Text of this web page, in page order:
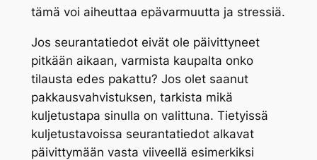
tämä voi aiheuttaa epävarmuutta ja stressiä.
Jos seurantatiedot eivät ole päivittyneet
pitkään aikaan, varmista kaupalta onko
tilausta edes pakattu? Jos olet saanut
pakkausvahvistuksen, tarkista mikä
kuljetustapa sinulla on valittuna. Tietyissä
kuljetustavoissa seurantatiedot alkavat
päivittymään vasta viiveellä esimerkiksi